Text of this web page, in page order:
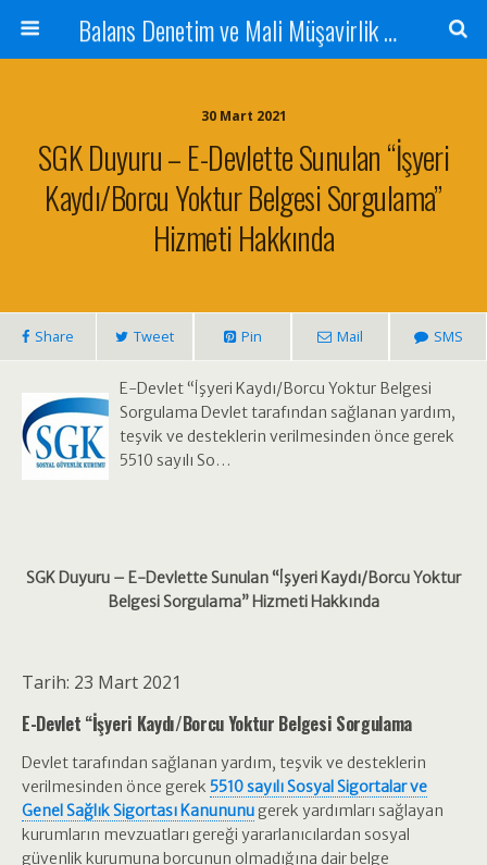
Balans Denetim ve Mali Müşavirlik Hizmetleri
30 Mart 2021
SGK Duyuru – E-Devlette Sunulan “İşyeri
Kaydı/Borcu Yoktur Belgesi Sorgulama”
Hizmeti Hakkında
Share Tweet Pin Mail SMS
E-Devlet “İşyeri Kaydı/Borcu Yoktur Belgesi
Sorgulama Devlet tarafından sağlanan yardım,
teşvik ve desteklerin verilmesinden önce gerek
5510 sayılı So…
SGK Duyuru – E-Devlette Sunulan “İşyeri Kaydı/Borcu Yoktur
Belgesi Sorgulama” Hizmeti Hakkında
Tarih: 23 Mart 2021
E-Devlet “İşyeri Kaydı/Borcu Yoktur Belgesi Sorgulama
Devlet tarafından sağlanan yardım, teşvik ve desteklerin
verilmesinden önce gerek 5510 sayılı Sosyal Sigortalar ve
Genel Sağlık Sigortası Kanununugerek yardımları sağlayan
kurumların mevzuatları gereği yararlanıcılardan sosyal
güvenlik kurumuna borcunun olmadığına dair belge